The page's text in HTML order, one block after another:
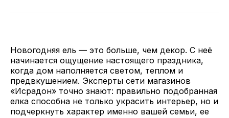
TwitterFacebookTelegramподелитесь
Новогодняя ель — это больше, чем декор. С неё
начинается ощущение настоящего праздника,
когда дом наполняется светом, теплом и
предвкушением. Эксперты сети магазинов
«Исрадон» точно знают: правильно подобранная
елка способна не только украсить интерьер, но и
подчеркнуть характер именно вашей семьи, ее